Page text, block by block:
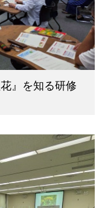
』を知る研修